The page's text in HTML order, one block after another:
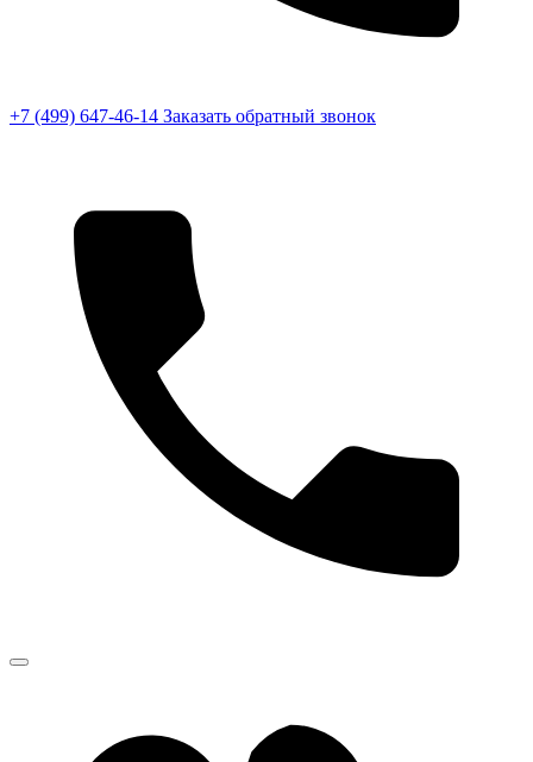
+7 (499) 647-46-14 Заказать обратный звонок